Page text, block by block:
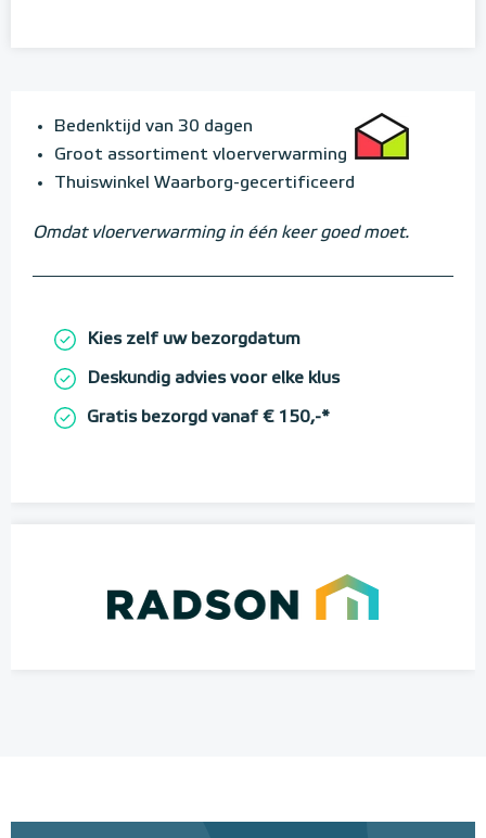
Bedenktijd van 30 dagen
Groot assortiment vloerverwarming
Thuiswinkel Waarborg-gecertificeerd
Omdat vloerverwarming in één keer goed moet.
Kies zelf uw bezorgdatum
Deskundig advies voor elke klus
Gratis bezorgd vanaf € 150,-*